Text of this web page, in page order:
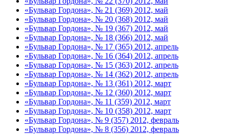
«Бульвар Гордона», № 21 (369) 2012, май
«Бульвар Гордона», № 20 (368) 2012, май
«Бульвар Гордона», № 19 (367) 2012, май
«Бульвар Гордона», № 18 (366) 2012, май
«Бульвар Гордона», № 17 (365) 2012, апрель
«Бульвар Гордона», № 16 (364) 2012, апрель
«Бульвар Гордона», № 15 (363) 2012, апрель
«Бульвар Гордона», № 14 (362) 2012, апрель
«Бульвар Гордона», № 13 (361) 2012, март
«Бульвар Гордона», № 12 (360) 2012, март
«Бульвар Гордона», № 11 (359) 2012, март
«Бульвар Гордона», № 10 (358) 2012, март
«Бульвар Гордона», № 9 (357) 2012, февраль
«Бульвар Гордона», № 8 (356) 2012, февраль